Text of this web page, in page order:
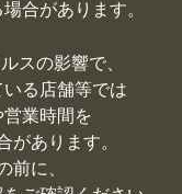
合があります。
スの影響で、
る店舗等では
業時間を
があります。
前に、